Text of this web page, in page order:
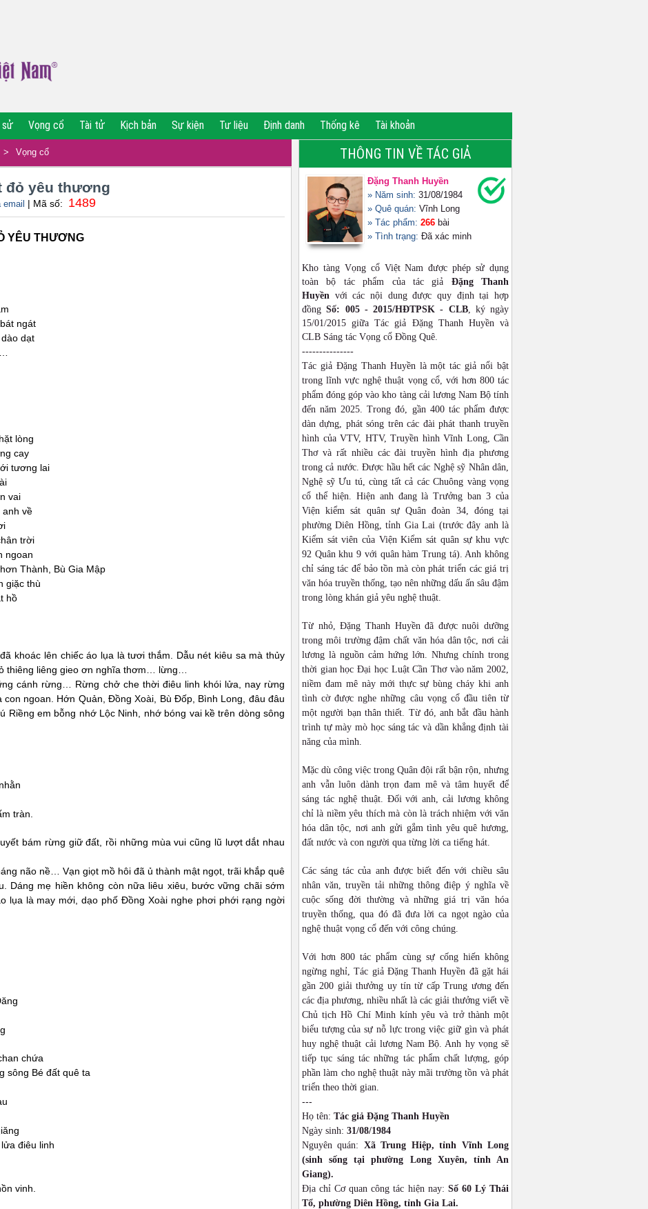
sử Vọng cổ Tài tử Kịch bản Sự kiện Tư liệu Định danh Thống kê Tài khoản
> Vọng cổ
đỏ yêu thương
email | Mã số: 1489
YÊU THƯƠNG
ngát
dạt
lòng
cay
tương lai
vai
anh về
trời
ngoan
Thành, Bù Gia Mập
giặc thù
hồ
khoác lên chiếc áo lụa là tươi thắm. Dẫu nét kiêu sa mà thủy
thiêng liêng gieo ơn nghĩa thơm… lừng…
cánh rừng… Rừng chở che thời điêu linh khói lửa, nay rừng
ngoan. Hớn Quản, Đồng Xoài, Bù Đốp, Bình Long, đâu đâu
Riềng em bỗng nhớ Lộc Ninh, nhớ bóng vai kề trên dòng sông
tràn.
bám rừng giữ đất, rồi những mùa vui cũng lũ lượt dắt nhau
não nề… Vạn giọt mồ hôi đã ủ thành mật ngọt, trãi khắp quê
Dáng mẹ hiền không còn nữa liêu xiêu, bước vững chãi sớm
lụa là may mới, dạo phố Đồng Xoài nghe phơi phới rạng ngời
chứa
sông Bé đất quê ta
điêu linh
vinh.
THÔNG TIN VỀ TÁC GIẢ
Đặng Thanh Huyền
» Năm sinh: 31/08/1984
» Quê quán: Vĩnh Long
» Tác phẩm: 266 bài
» Tình trạng: Đã xác minh
Kho tàng Vọng cổ Việt Nam được phép sử dụng
toàn bộ tác phẩm của tác giả Đặng Thanh
Huyền với các nội dung được quy định tại hợp
đồngSố: 005 - 2015/HĐTPSK - CLB, ký ngày
15/01/2015 giữa Tác giả Đặng Thanh Huyền và
CLB Sáng tác Vọng cổ Đồng Quê.
---------------
Tác giả Đặng Thanh Huyền là một tác giả nổi bật
trong lĩnh vực nghệ thuật vọng cổ, với hơn 800 tác
phẩm đóng góp vào kho tàng cải lương Nam Bộ tính
đến năm 2025. Trong đó, gần 400 tác phẩm được
dàn dựng, phát sóng trên các đài phát thanh truyền
hình của VTV, HTV, Truyền hình Vĩnh Long, Cần
Thơ và rất nhiều các đài truyền hình địa phương
trong cả nước. Được hầu hết các Nghệ sỹ Nhân dân,
Nghệ sỹ Ưu tú, cùng tất cả các Chuông vàng vọng
cổ thể hiện. Hiện anh đang là Trưởng ban 3 của
Viện kiểm sát quân sự Quân đoàn 34, đóng tại
phường Diên Hồng, tỉnh Gia Lai (trước đây anh là
Kiểm sát viên của Viện Kiểm sát quân sự khu vực
92 Quân khu 9 với quân hàm Trung tá). Anh không
chỉ sáng tác để bảo tồn mà còn phát triển các giá trị
văn hóa truyền thống, tạo nên những dấu ấn sâu đậm
trong lòng khán giả yêu nghệ thuật.
Từ nhỏ, Đặng Thanh Huyền đã được nuôi dưỡng
trong môi trường đậm chất văn hóa dân tộc, nơi cải
lương là nguồn cảm hứng lớn. Nhưng chính trong
thời gian học Đại học Luật Cần Thơ vào năm 2002,
niềm đam mê này mới thực sự bùng cháy khi anh
tình cờ được nghe những câu vọng cổ đầu tiên từ
một người bạn thân thiết. Từ đó, anh bắt đầu hành
trình tự mày mò học sáng tác và dần khẳng định tài
năng của mình.
Mặc dù công việc trong Quân đội rất bận rộn, nhưng
anh vẫn luôn dành trọn đam mê và tâm huyết để
sáng tác nghệ thuật. Đối với anh, cải lương không
chỉ là niềm yêu thích mà còn là trách nhiệm với văn
hóa dân tộc, nơi anh gửi gắm tình yêu quê hương,
đất nước và con người qua từng lời ca tiếng hát.
Các sáng tác của anh được biết đến với chiều sâu
nhân văn, truyền tải những thông điệp ý nghĩa về
cuộc sống đời thường và những giá trị văn hóa
truyền thống, qua đó đã đưa lời ca ngọt ngào của
nghệ thuật vọng cổ đến với công chúng.
Với hơn 800 tác phẩm cùng sự cống hiến không
ngừng nghỉ, Tác giả Đặng Thanh Huyền đã gặt hái
gần 200 giải thưởng uy tín từ cấp Trung ương đến
các địa phương, nhiều nhất là các giải thưởng viết về
Chủ tịch Hồ Chí Minh kính yêu và trở thành một
biểu tượng của sự nỗ lực trong việc giữ gìn và phát
huy nghệ thuật cải lương Nam Bộ. Anh hy vọng sẽ
tiếp tục sáng tác những tác phẩm chất lượng, góp
phần làm cho nghệ thuật này mãi trường tồn và phát
triển theo thời gian.
---
Họ tên: Tác giả Đặng Thanh Huyền
Ngày sinh: 31/08/1984
Nguyên quán: Xã Trung Hiệp, tỉnh Vĩnh Long
(sinh sống tại phường Long Xuyên, tỉnh An
Giang).
Địa chỉ Cơ quan công tác hiện nay: Số 60 Lý Thái
Tổ, phường Diên Hồng, tỉnh Gia Lai.